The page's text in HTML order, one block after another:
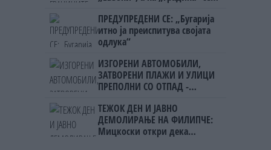
ПРЕДУПРЕДЕНИ СЕ: „Бугарија
итно ја преиспитува својата
одлука“
ИЗГОРЕНИ АВТОМОБИЛИ,
ЗАТВОРЕНИ ПЛАЖИ И УЛИЦИ
ПРЕПОЛНИ СО ОТПАД -
мигрантскиот бран кон Сеута
ТЕЖОК ДЕН И ЈАВНО
ДЕМОЛИРАЊЕ НА ФИЛИПЧЕ:
Мицкоски откри дека